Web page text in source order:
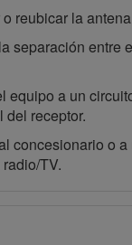
reubicar la
separación entre
equipo a un
del receptor.
concesionario o a
TV.